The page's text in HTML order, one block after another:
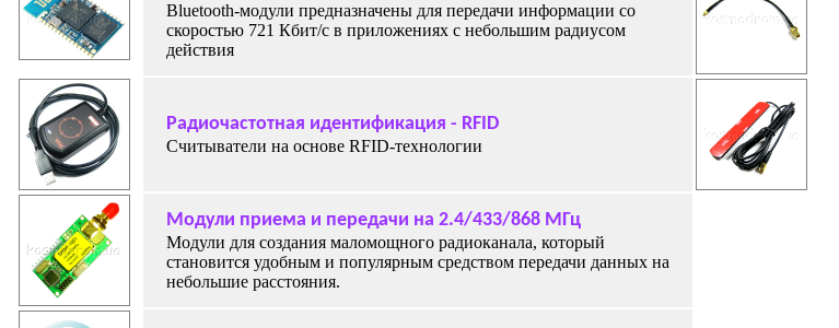
Bluetooth-модули предназначены для передачи информации со
скоростью 721 Кбит/с в приложениях с небольшим радиусом
действия
Радиочастотная идентификация - RFID
Считыватели на основе RFID-технологии
Модули приема и передачи на 2.4/433/868 МГц
Модули для создания маломощного радиоканала, который
становится удобным и популярным средством передачи данных на
небольшие расстояния.